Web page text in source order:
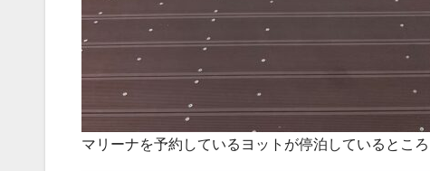
マリーナを予約しているヨットが停泊しているところ